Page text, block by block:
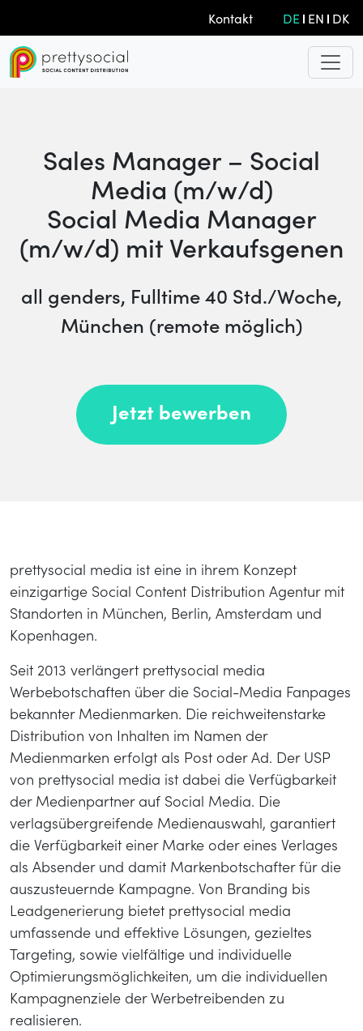
Kontakt DE EN DK
Sales Manager – Social
Media (m/w/d)
Social Media Manager
(m/w/d) mit Verkaufsgenen
all genders, Fulltime 40 Std./Woche,
München (remote möglich)
Jetzt bewerben
prettysocial media ist eine in ihrem Konzept
einzigartige Social Content Distribution Agentur mit
Standorten in München, Berlin, Amsterdam und
Kopenhagen.
Seit 2013 verlängert prettysocial media
Werbebotschaften über die Social-Media Fanpages
bekannter Medienmarken. Die reichweitenstarke
Distribution von Inhalten im Namen der
Medienmarken erfolgt als Post oder Ad. Der USP
von prettysocial media ist dabei die Verfügbarkeit
der Medienpartner auf Social Media. Die
verlagsübergreifende Medienauswahl, garantiert
die Verfügbarkeit einer Marke oder eines Verlages
als Absender und damit Markenbotschafter für die
auszusteuernde Kampagne. Von Branding bis
Leadgenerierung bietet prettysocial media
umfassende und effektive Lösungen, gezieltes
Targeting, sowie vielfältige und individuelle
Optimierungsmöglichkeiten, um die individuellen
Kampagnenziele der Werbetreibenden zu
realisieren.